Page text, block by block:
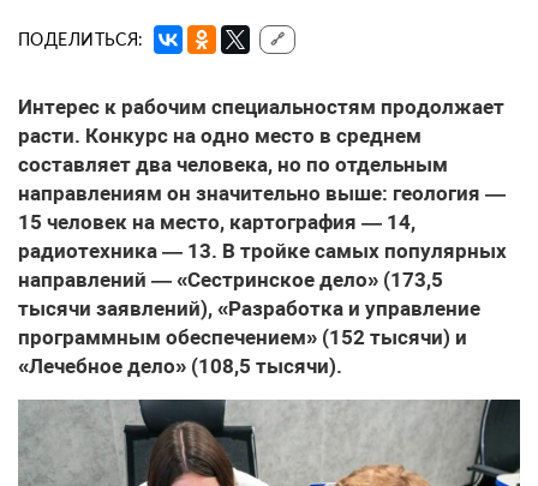
ПОДЕЛИТЬСЯ: 🔗
Интерес к рабочим специальностям продолжает
расти. Конкурс на одно место в среднем
составляет два человека, но по отдельным
направлениям он значительно выше: геология —
15 человек на место, картография — 14,
радиотехника — 13. В тройке самых популярных
направлений — «Сестринское дело» (173,5
тысячи заявлений), «Разработка и управление
программным обеспечением» (152 тысячи) и
«Лечебное дело» (108,5 тысячи).